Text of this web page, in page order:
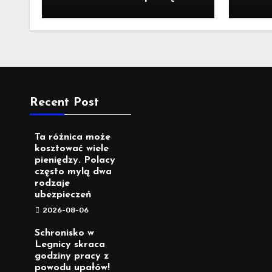
rodzaje ubezpieczeń
Recent Post
Ta różnica może
kosztować wiele
pieniędzy. Polacy
często mylą dwa
rodzaje
ubezpieczeń
2026-08-06
Schronisko w
Legnicy skraca
godziny pracy z
powodu upałów!